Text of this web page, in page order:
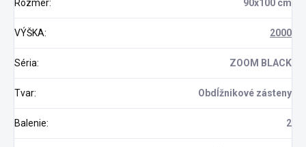
Rozmer: 90x100 cm
VÝŠKA: 2000
Séria: ZOOM BLACK
Tvar: Obdĺžnikové zásteny
Balenie: 2